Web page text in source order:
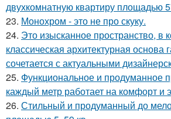
двухкомнатную квартиру площадью
23. Монохром - это не про скуку.
24. Это изысканное пространство, в
классическая архитектурная основа
сочетается с актуальными
25. Функциональное и продуманное
каждый метр работает на комфорт и
26. Стильный и продуманный до